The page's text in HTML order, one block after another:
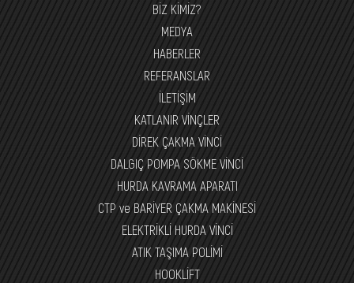
BİZ KİMİZ?
MEDYA
HABERLER
REFERANSLAR
İLETİŞİM
KATLANIR VİNÇLER
DİREK ÇAKMA VİNCİ
DALGIÇ POMPA SÖKME VİNCİ
HURDA KAVRAMA APARATI
CTP ve BARİYER ÇAKMA MAKİNESİ
ELEKTRİKLİ HURDA VİNCİ
ATIK TAŞIMA POLİMİ
HOOKLİFT